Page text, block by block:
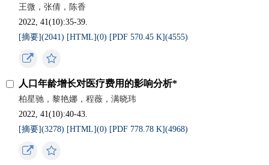
王微，张倩，陈香
2022, 41(10):35-39.
[摘要](2041) [HTML](0) [PDF 570.45 K](4555)
人口年龄增长对医疗费用的影响分析*
柏星驰，黎艳娜，程薇，满晓玮
2022, 41(10):40-43.
[摘要](3278) [HTML](0) [PDF 778.78 K](4968)